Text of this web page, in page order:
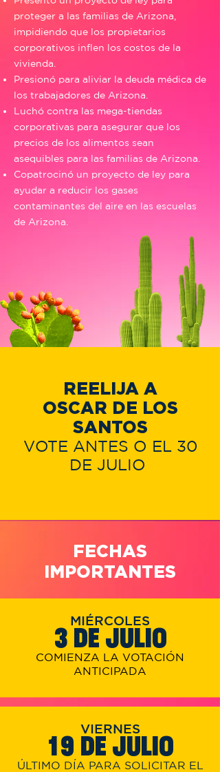
proteger a las familias de Arizona,
impidiendo que los propietarios
corporativos inflen los costos de la
vivienda.
Presionó para aliviar la deuda médica de
los trabajadores de Arizona.
Luchó contra las mega-tiendas
corporativas para asegurar que los
precios de los alimentos sean
asequibles para las familias de Arizona.
Copatrocinó un proyecto de ley para
ayudar a reducir los gases
contaminantes del aire en las escuelas
de Arizona.
REELIJA A
OSCAR DE LOS
SANTOS
VOTE ANTES O EL 30
DE JULIO
FECHAS
IMPORTANTES
MIÉRCOLES
3 DE JULIO
COMIENZA LA VOTACIÓN
ANTICIPADA
VIERNES
19 DE JULIO
ÚLTIMO DÍA PARA SOLICITAR EL